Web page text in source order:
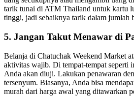
tarik tunai di ATM Thailand untuk kartu
tinggi, jadi sebaiknya tarik dalam jumlah
5. Jangan Takut Menawar di
Belanja di Chatuchak Weekend Market
aktivitas wajib. Di tempat-tempat seperti
Anda akan diuji. Lakukan penawaran
tersenyum. Biasanya, Anda bisa
murah dari harga awal yang ditawarkan